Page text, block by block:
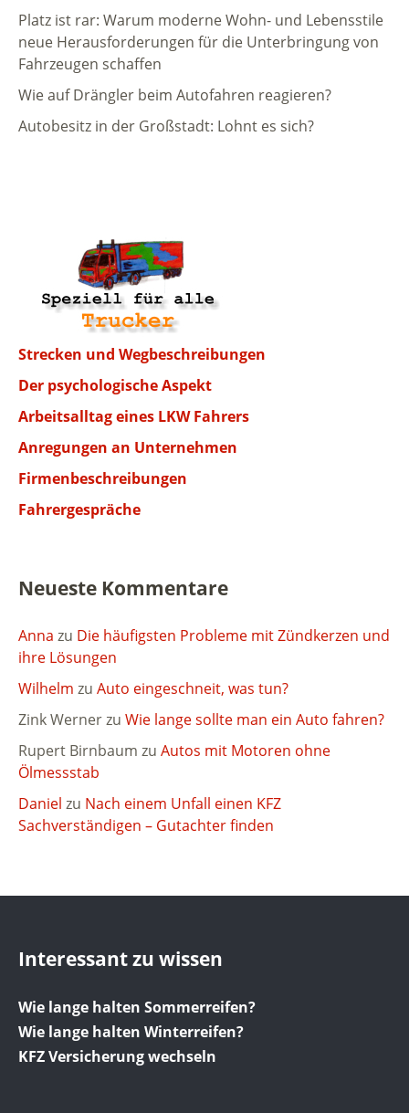
Platz ist rar: Warum moderne Wohn- und Lebensstile
neue Herausforderungen für die Unterbringung von
Fahrzeugen schaffen
Wie auf Drängler beim Autofahren reagieren?
Autobesitz in der Großstadt: Lohnt es sich?
Strecken und Wegbeschreibungen
Der psychologische Aspekt
Arbeitsalltag eines LKW Fahrers
Anregungen an Unternehmen
Firmenbeschreibungen
Fahrergespräche
Neueste Kommentare
Anna zu Die häufigsten Probleme mit Zündkerzen und
ihre Lösungen
Wilhelm zu Auto eingeschneit, was tun?
Zink Wernerzu Wie lange sollte man ein Auto fahren?
Rupert Birnbaum zu Autos mit Motoren ohne
Ölmessstab
Daniel zu Nach einem Unfall einen KFZ
Sachverständigen – Gutachter finden
Interessant zu wissen
Wie lange halten Sommerreifen?
Wie lange halten Winterreifen?
KFZ Versicherung wechseln